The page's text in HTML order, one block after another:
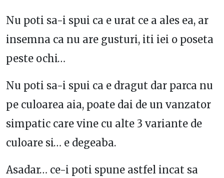
Nu poti sa-i spui ca e urat ce a ales ea, ar
insemna ca nu are gusturi, iti iei o poseta
peste ochi…
Nu poti sa-i spui ca e dragut dar parca nu
pe culoarea aia, poate dai de un vanzator
simpatic care vine cu alte 3 variante de
culoare si… e degeaba.
Asadar… ce-i poti spune astfel incat sa